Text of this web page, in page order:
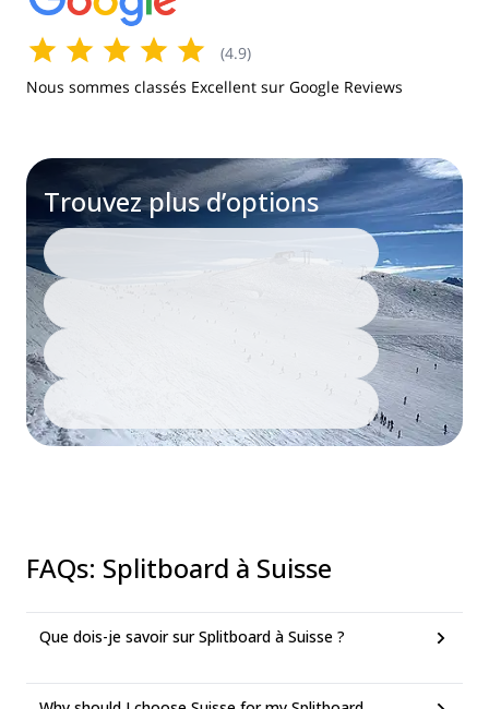
(4.9)
Nous sommes classés Excellent sur Google Reviews
Trouvez plus d’options
FAQs: Splitboard à Suisse
Que dois-je savoir sur Splitboard à Suisse ?